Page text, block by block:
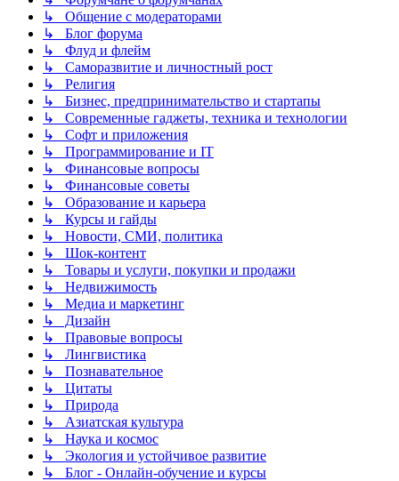
↳ Общение с модераторами
↳ Блог форума
↳ Флуд и флейм
↳ Саморазвитие и личностный рост
↳ Религия
↳ Бизнес, предпринимательство и стартапы
↳ Современные гаджеты, техника и технологии
↳ Софт и приложения
↳ Программирование и IT
↳ Финансовые вопросы
↳ Финансовые советы
↳ Образование и карьера
↳ Курсы и гайды
↳ Новости, СМИ, политика
↳ Шок-контент
↳ Товары и услуги, покупки и продажи
↳ Недвижимость
↳ Медиа и маркетинг
↳ Дизайн
↳ Правовые вопросы
↳ Лингвистика
↳ Познавательное
↳ Цитаты
↳ Природа
↳ Азиатская культура
↳ Наука и космос
↳ Экология и устойчивое развитие
↳ Блог - Онлайн-обучение и курсы